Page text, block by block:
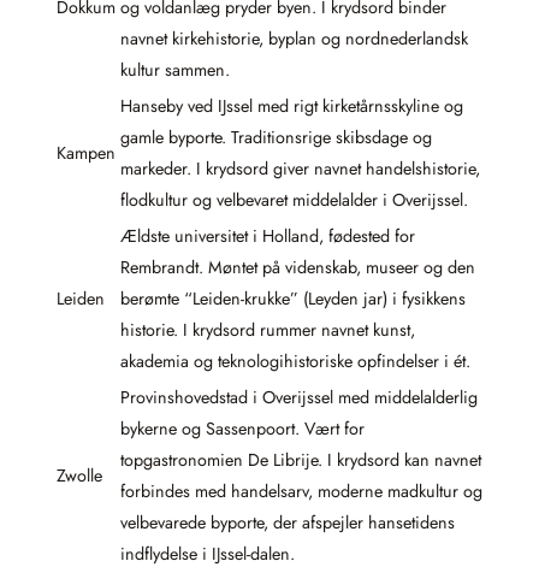
Dokkum og voldanlæg pryder byen. I krydsord binder
navnet kirkehistorie, byplan og nordnederlandsk
kultur sammen.
Kampen
Hanseby ved IJssel med rigt kirketårnsskyline og
gamle byporte. Traditionsrige skibsdage og
markeder. I krydsord giver navnet handelshistorie,
flodkultur og velbevaret middelalder i Overijssel.
Leiden
Ældste universitet i Holland, fødested for
Rembrandt. Møntet på videnskab, museer og den
berømte “Leiden-krukke” (Leyden jar) i fysikkens
historie. I krydsord rummer navnet kunst,
akademia og teknologihistoriske opfindelser i ét.
Zwolle
Provinshovedstad i Overijssel med middelalderlig
bykerne og Sassenpoort. Vært for
topgastronomien De Librije. I krydsord kan navnet
forbindes med handelsarv, moderne madkultur og
velbevarede byporte, der afspejler hansetidens
indflydelse i IJssel-dalen.